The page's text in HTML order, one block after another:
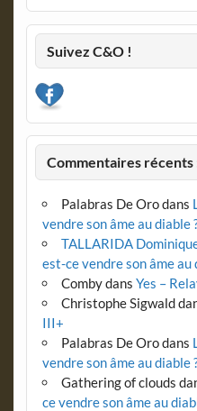
Suivez C&O !
Commentaires récents
Palabras De Orodans
vendre son âme au diable
TALLARIDA
est-ce vendre son âme au
Combydans Yes –
Christophe Sigwald
III+
Palabras De Orodans
vendre son âme au diable
Gathering of clouds
ce vendre son âme au